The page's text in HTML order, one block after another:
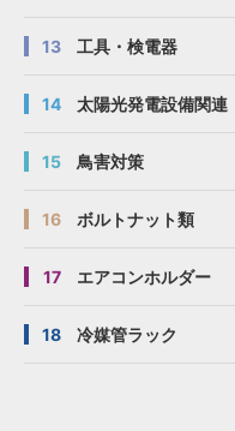
13 工具・検電器
14 太陽光発電設備関連
15 鳥害対策
16 ボルトナット類
17 エアコンホルダー
18 冷媒管ラック